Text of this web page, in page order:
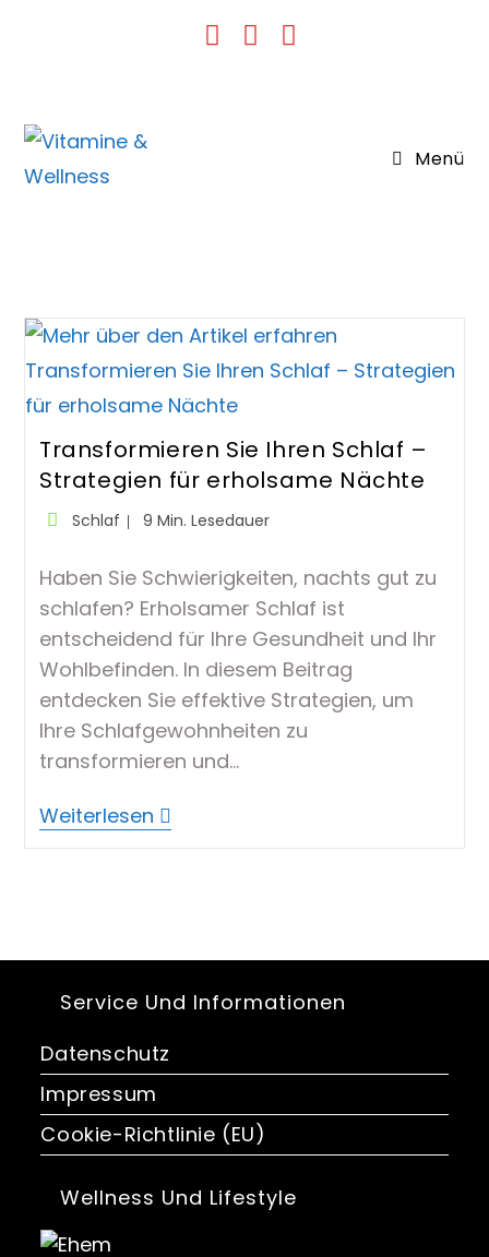
Menü
Transformieren Sie Ihren Schlaf –
Strategien für erholsame Nächte
Beitrags-
Schlaf Lesedauer:
9 Min. Lesedauer
Haben Sie Schwierigkeiten, nachts gut zu
schlafen? Erholsamer Schlaf ist
entscheidend für Ihre Gesundheit und Ihr
Wohlbefinden. In diesem Beitrag
entdecken Sie effektive Strategien, um
Ihre Schlafgewohnheiten zu
transformieren und…
WeiterlesenTransformieren
Sie
Service Und Informationen
Datenschutz
Impressum
Cookie-Richtlinie (EU)
Wellness Und Lifestyle